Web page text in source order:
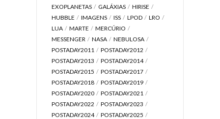
EXOPLANETAS
GALÁXIAS
HIRISE
HUBBLE
IMAGENS ISS LPOD
LRO
LUA
MARTE
MERCÚRIO
MESSENGER
NASA
NEBULOSA
POSTADAY2011
POSTADAY2012
POSTADAY2013
POSTADAY2014
POSTADAY2015
POSTADAY2017
POSTADAY2018
POSTADAY2019
POSTADAY2020
POSTADAY2021
POSTADAY2022
POSTADAY2023
POSTADAY2024
POSTADAY2025